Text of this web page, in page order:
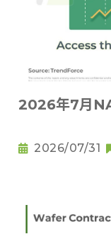
2026年7月
2026/07/31